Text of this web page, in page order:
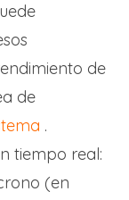
de
de
.
tiempo real:
(en